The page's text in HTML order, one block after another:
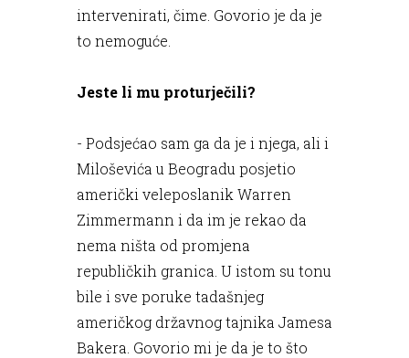
intervenirati, čime. Govorio je da je
to nemoguće.
Jeste li mu proturječili?
- Podsjećao sam ga da je i njega, ali i
Miloševića u Beogradu posjetio
američki veleposlanik Warren
Zimmermann i da im je rekao da
nema ništa od promjena
republičkih granica. U istom su tonu
bile i sve poruke tadašnjeg
američkog državnog tajnika Jamesa
Bakera. Govorio mi je da je to što